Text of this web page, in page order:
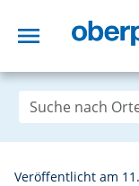
menu
Veröffentlicht am